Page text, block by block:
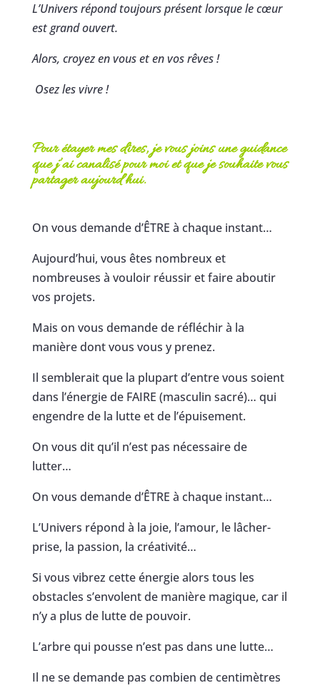
L’Univers répond toujours présent lorsque le cœur
est grand ouvert.
Alors, croyez en vous et en vos rêves !
Osez les vivre !
Pour étayer mes dires, je vous joins une guidance
que j’ai canalisé pour moi et que je souhaite vous
partager aujourd’hui.
On vous demande d’ÊTRE à chaque instant…
Aujourd’hui, vous êtes nombreux et
nombreuses à vouloir réussir et faire aboutir
vos projets.
Mais on vous demande de réfléchir à la
manière dont vous vous y prenez.
Il semblerait que la plupart d’entre vous soient
dans l’énergie de FAIRE (masculin sacré)… qui
engendre de la lutte et de l’épuisement.
On vous dit qu’il n’est pas nécessaire de
lutter…
On vous demande d’ÊTRE à chaque instant…
L’Univers répond à la joie, l’amour, le lâcher-
prise, la passion, la créativité…
Si vous vibrez cette énergie alors tous les
obstacles s’envolent de manière magique, car il
n’y a plus de lutte de pouvoir.
L’arbre qui pousse n’est pas dans une lutte…
Il ne se demande pas combien de centimètres